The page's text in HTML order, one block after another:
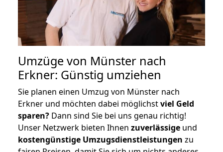
Umzüge von Münster nach
Erkner: Günstig umziehen
Sie planen einen Umzug von Münster nach
Erkner und möchten dabei möglichstviel Geld
sparen? Dann sind Sie bei uns genau richtig!
Unser Netzwerk bieten Ihnen zuverlässige und
kostengünstige Umzugsdienstleistungen zu